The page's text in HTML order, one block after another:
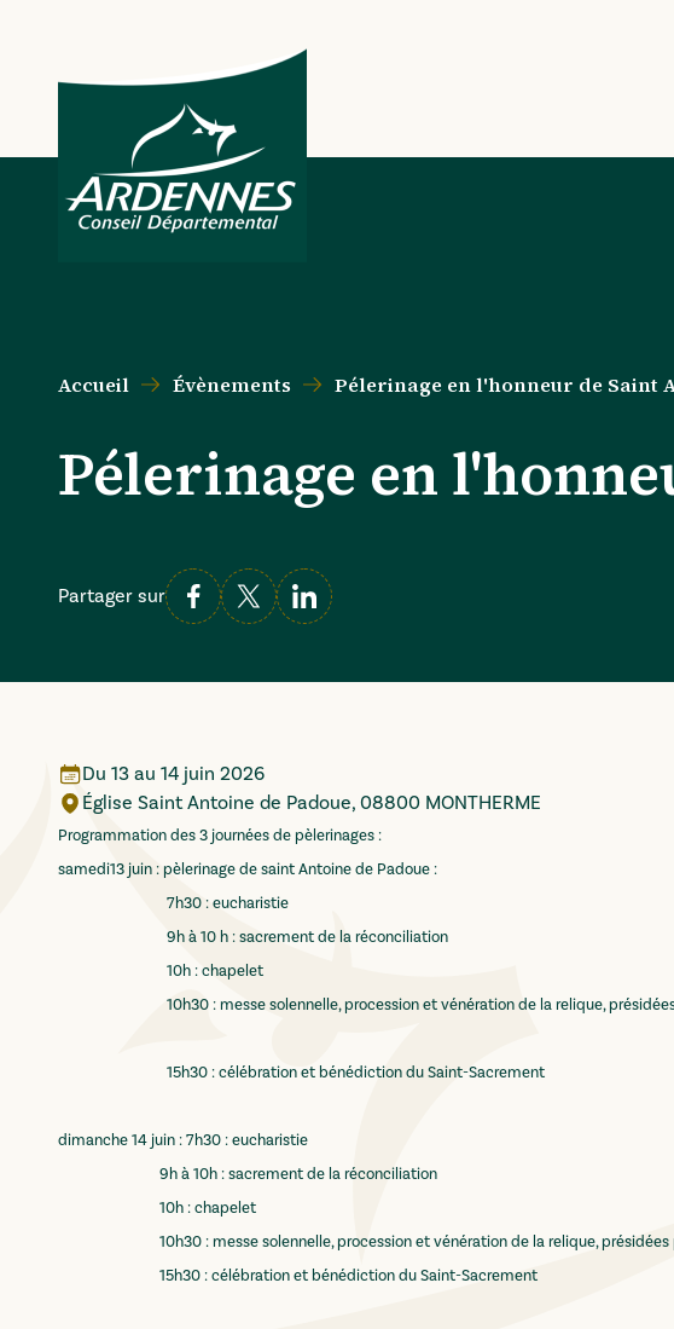
Accueil Évènements Pélerinage en l'honneur de Saint
Pélerinage en
Partager sur
Du 13 au 14 juin 2026
Église Saint Antoine de Padoue, 08800 MONTHERME
Programmation des 3 journées de pèlerinages :
samedi13 juin : pèlerinage de saint Antoine de Padoue :
7h30 : eucharistie
9h à 10 h : sacrement de la réconciliation
10h : chapelet
10h30 : messe solennelle, procession et vénération de la relique,
15h30 : célébration et bénédiction du Saint-Sacrement
dimanche 14 juin : 7h30 : eucharistie
9h à 10h : sacrement de la réconciliation
10h : chapelet
10h30 : messe solennelle, procession et vénération de la relique, présidées
15h30 : célébration et bénédiction du Saint-Sacrement